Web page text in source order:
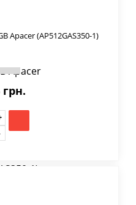
Apacer (AP512GAS350-1)
грн.